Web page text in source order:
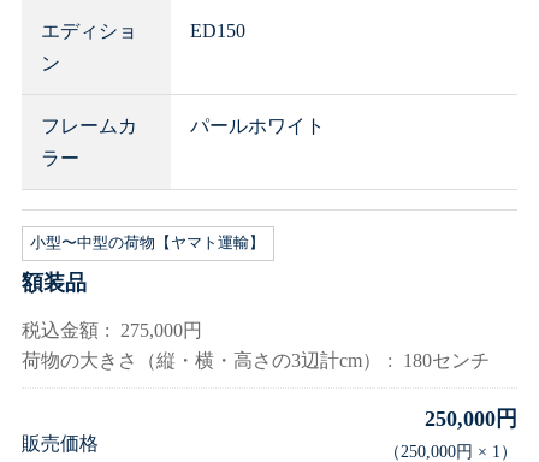
エディショ
ン
ED150
フレームカ
ラー
パールホワイト
小型〜中型の荷物【ヤマト運輸】
額装品
税込金額
275,000円
荷物の大きさ（縦・横・高さの3辺計cm）
180センチ
販売価格
250,000円
（ 250,000円 × 1 ）